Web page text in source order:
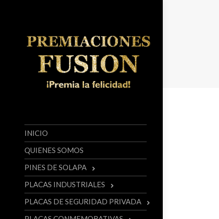
INICIO
QUIENES SOMOS
PINES DE SOLAPA
PLACAS INDUSTRIALES
PLACAS DE SEGURIDAD PRIVADA